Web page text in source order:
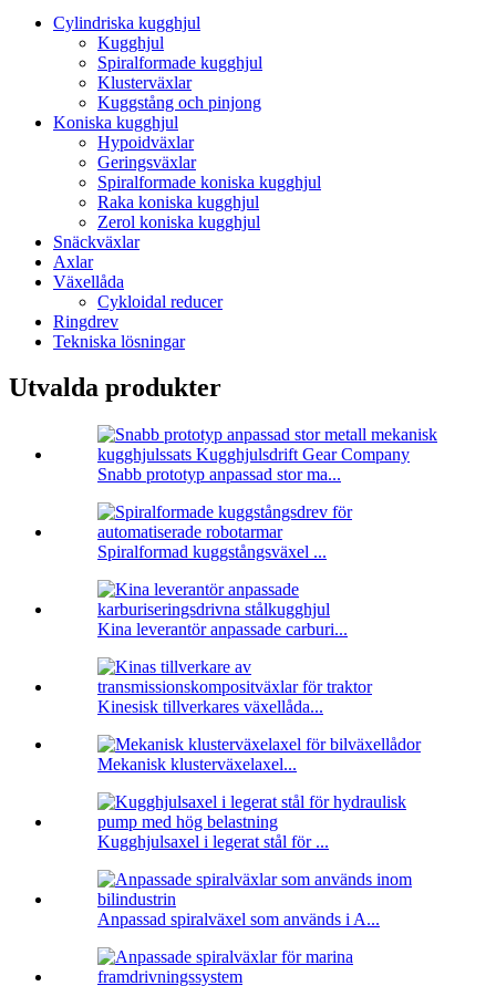
Cylindriska kugghjul
Kugghjul
Spiralformade kugghjul
Klusterväxlar
Kuggstång och pinjong
Koniska kugghjul
Hypoidväxlar
Geringsväxlar
Spiralformade koniska kugghjul
Raka koniska kugghjul
Zerol koniska kugghjul
Snäckväxlar
Axlar
Växellåda
Cykloidal reducer
Ringdrev
Tekniska lösningar
Utvalda produkter
Snabb prototyp anpassad stor ma...
Spiralformad kuggstångsväxel ...
Kina leverantör anpassade carburi...
Kinesisk tillverkares växellåda...
Mekanisk klusterväxelaxel...
Kugghjulsaxel i legerat stål för ...
Anpassad spiralväxel som används i A...